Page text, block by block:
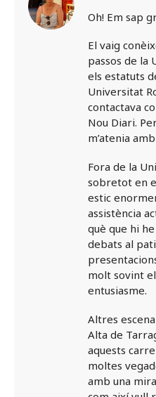
Oh! Em sap
El vaig
passos de la
els estatuts
Universitat
contactava
Nou Diari.
m’atenia
Fora de la
sobretot en
estic
assistència
què que hi
debats al
molt sovint
entusiasme.
Altres
Alta de
aquests
moltes
amb una